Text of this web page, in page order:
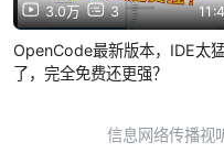
3.0万 3
OpenCode最新版本，IDE太
了，完全免费还更强？
信息网络传播视